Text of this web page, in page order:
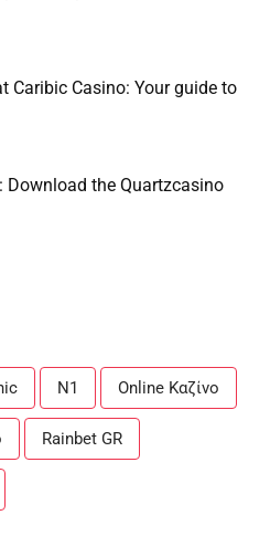
Caribic Casino: Your guide to
Download the Quartzcasino
N1 Online Καζίνο
Rainbet GR